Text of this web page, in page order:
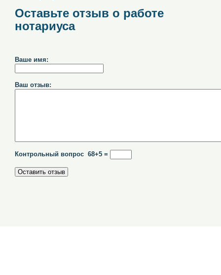
Оставьте отзыв о работе
нотариуса
Ваше имя:
Ваш отзыв:
Контрольный вопрос 68+5 =